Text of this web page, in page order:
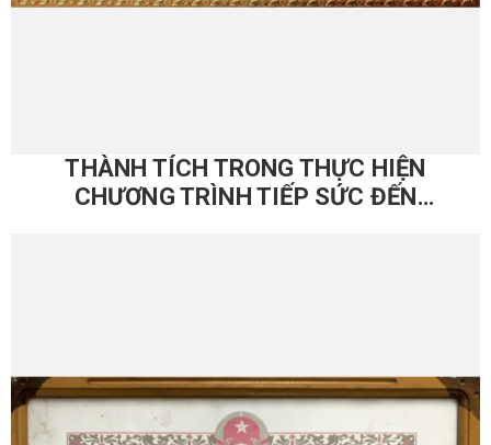
THÀNH TÍCH TRONG THỰC HIỆN
CHƯƠNG TRÌNH TIẾP SỨC ĐẾN